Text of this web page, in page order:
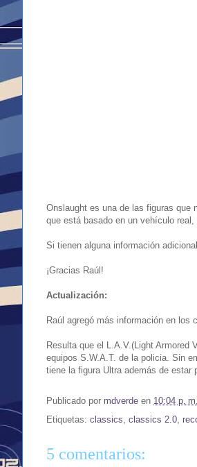
Onslaught es una de las figuras que
que está basado en un vehículo real,
Si tienen alguna información
¡Gracias Raúl!
Actualización:
Raúl agregó más información en los
Resulta que el L.A.V.(Light Armored
equipos S.W.A.T. de la policia. Sin
tiene la figura Ultra además de estar
Publicado por mdverde en 10:04 p. m.
Etiquetas: classics classics 2.0
5 comentarios: